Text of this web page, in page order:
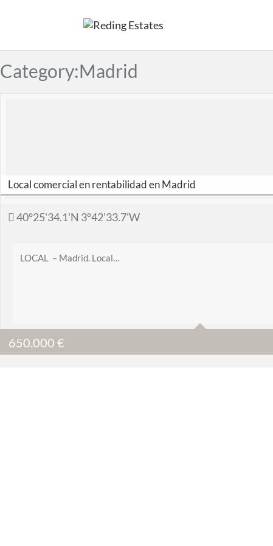
Category:Madrid
Local comercial en rentabilidad en Madrid
650.000 €
40°25'34.1'N 3°42'33.7'W
LOCAL – Madrid. Local…